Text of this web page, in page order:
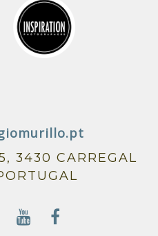
3430 CARREGAL